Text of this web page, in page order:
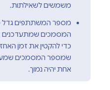
משמשים לשאילתות.
מספר המשתתפים
המסמכים שמתעדכנים
כדי להקטין את זמן
שמספר המסמכים
אחת יהיה נמוך.